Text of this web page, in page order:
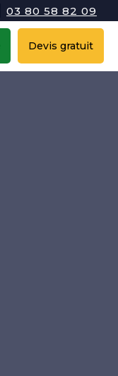
03 80 58 82 09
Devis gratuit